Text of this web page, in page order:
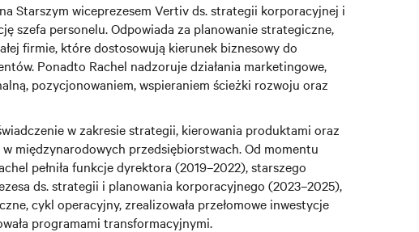
Starszym wiceprezesem Vertiv ds. strategii korporacyjnej i
szefa personelu. Odpowiada za planowanie strategiczne,
firmie, które dostosowują kierunek biznesowy do
Ponadto Rachel nadzoruje działania marketingowe,
pozycjonowaniem, wspieraniem ścieżki rozwoju oraz
w zakresie strategii, kierowania produktami oraz
międzynarodowych przedsiębiorstwach. Od momentu
pełniła funkcje dyrektora (2019–2022), starszego
ds. strategii i planowania korporacyjnego (2023–2025),
cykl operacyjny, zrealizowała przełomowe inwestycje
programami transformacyjnymi.